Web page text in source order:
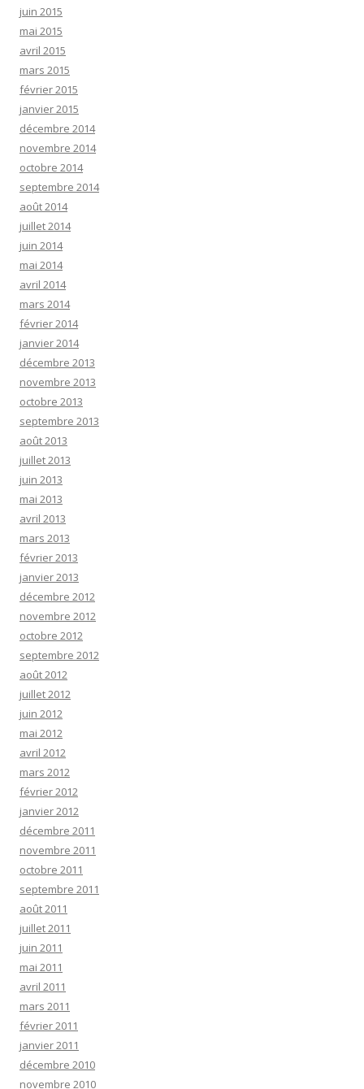
juin 2015
mai 2015
avril 2015
mars 2015
février 2015
janvier 2015
décembre 2014
novembre 2014
octobre 2014
septembre 2014
août 2014
juillet 2014
juin 2014
mai 2014
avril 2014
mars 2014
février 2014
janvier 2014
décembre 2013
novembre 2013
octobre 2013
septembre 2013
août 2013
juillet 2013
juin 2013
mai 2013
avril 2013
mars 2013
février 2013
janvier 2013
décembre 2012
novembre 2012
octobre 2012
septembre 2012
août 2012
juillet 2012
juin 2012
mai 2012
avril 2012
mars 2012
février 2012
janvier 2012
décembre 2011
novembre 2011
octobre 2011
septembre 2011
août 2011
juillet 2011
juin 2011
mai 2011
avril 2011
mars 2011
février 2011
janvier 2011
décembre 2010
novembre 2010